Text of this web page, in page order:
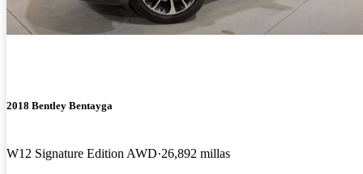
2018 Bentley Bentayga
W12 Signature Edition AWD 26,892 millas